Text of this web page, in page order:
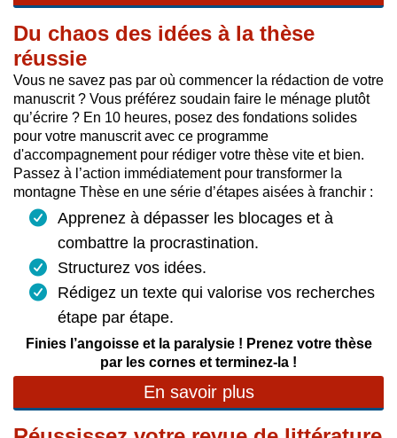
Du chaos des idées à la thèse
réussie
Vous ne savez pas par où commencer la rédaction de votre
manuscrit ? Vous préférez soudain faire le ménage plutôt
qu’écrire ? En 10 heures, posez des fondations solides
pour votre manuscrit avec ce programme
d'accompagnement pour rédiger votre thèse vite et bien.
Passez à l’action immédiatement pour transformer la
montagne Thèse en une série d’étapes aisées à franchir :
Apprenez à dépasser les blocages et à
combattre la procrastination.
Structurez vos idées.
Rédigez un texte qui valorise vos recherches
étape par étape.
Finies l’angoisse et la paralysie ! Prenez votre thèse
par les cornes et terminez-la !
En savoir plus